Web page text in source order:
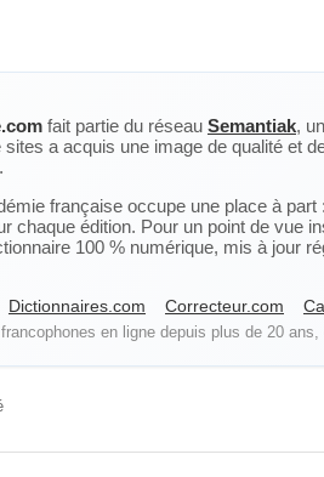
fait partie du réseau Semantiak,
a acquis une image de qualité et
française occupe une place à
chaque édition. Pour un point de vue
100 % numérique, mis à jour
Dictionnaires.com Correcteur.com
en ligne depuis plus de 20